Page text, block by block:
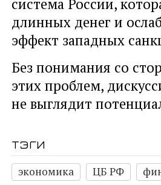
длинных денег и
эффект западных
Без понимания со
этих проблем,
не выглядит
тэги
экономика ЦБ РФ